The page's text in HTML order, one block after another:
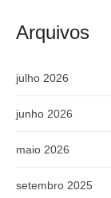
Arquivos
julho 2026
junho 2026
maio 2026
setembro 2025